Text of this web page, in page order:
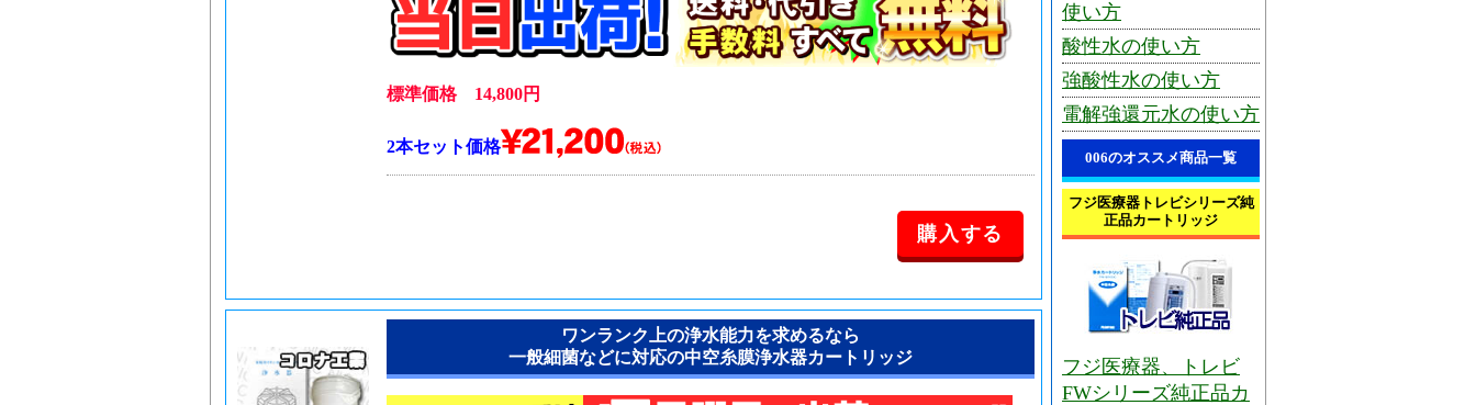
標準価格 14,800円
2本セット価格
ワンランク上の浄水能力を求めるなら
一般細菌などに対応の中空糸膜浄水器カートリッジ
使い方
酸性水の使い方
強酸性水の使い方
電解強還元水の使い方
006のオススメ商品一覧
フジ医療器トレビシリーズ純
正品カートリッジ
フジ医療器、トレビ
FWシリーズ純正品カ